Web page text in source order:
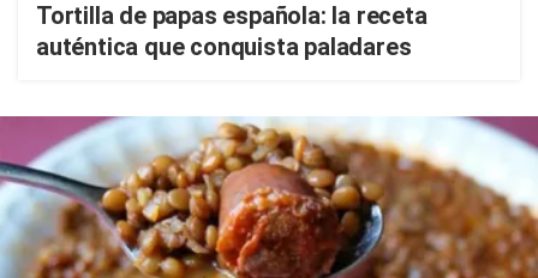
Tortilla de papas española: la receta
auténtica que conquista paladares